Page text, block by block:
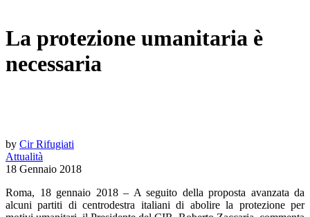
La protezione umanitaria è
necessaria
by Cir Rifugiati
Attualità
18 Gennaio 2018
Roma, 18 gennaio 2018 – A seguito della proposta avanzata da
alcuni partiti di centrodestra italiani di abolire la protezione per